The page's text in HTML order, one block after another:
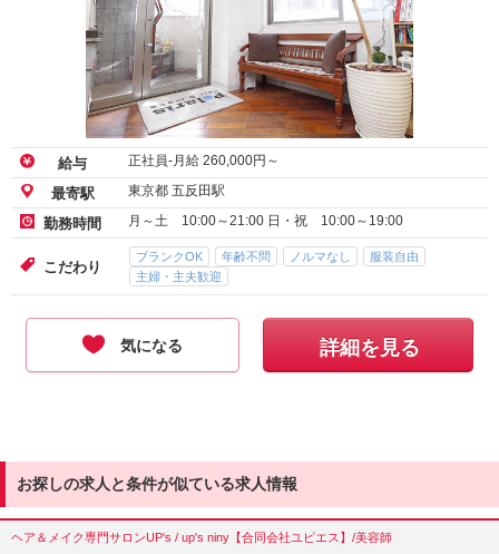
給与 正社員-月給 260,000円～
最寄駅 東京都 五反田駅
勤務時間 月～土 10:00～21:00 日・祝 10:00～19:00
こだわり
ブランクOK 年齢不問 ノルマなし
服装自由
主婦・主夫歓迎
気になる 詳細を見る
お探しの求人と条件が似ている求人情報
ヘア＆メイク専門サロンUP's / up's niny【合同会社ユピエス】/美容師